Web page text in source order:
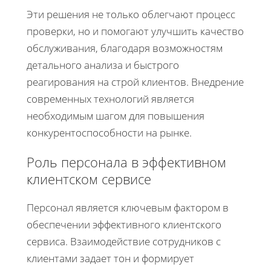
Эти решения не только облегчают процесс
проверки, но и помогают улучшить качество
обслуживания, благодаря возможностям
детального анализа и быстрого
реагирования на строй клиентов. Внедрение
современных технологий является
необходимым шагом для повышения
конкурентоспособности на рынке.
Роль персонала в эффективном
клиентском сервисе
Персонал является ключевым фактором в
обеспечении эффективного клиентского
сервиса. Взаимодействие сотрудников с
клиентами задает тон и формирует